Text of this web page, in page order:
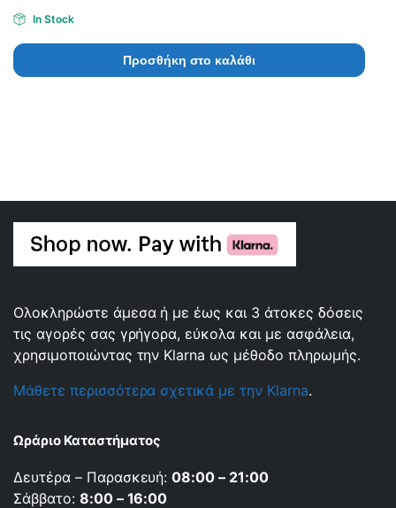
In Stock
Προσθήκη στο καλάθι
Ολοκληρώστε άμεσα ή με έως και 3 άτοκες δόσεις
τις αγορές σας γρήγορα, εύκολα και με ασφάλεια,
χρησιμοποιώντας την Klarna ως μέθοδο πληρωμής.
Μάθετε περισσότερα σχετικά με την Klarna.
Ωράριο Καταστήματος
Δευτέρα – Παρασκευή:08:00 – 21:00
Σάββατο: 8:00 – 16:00